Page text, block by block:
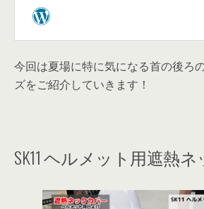
今回は夏場に特に気になる首の後ろ
ズをご紹介していきます！
SK11 ヘルメット用遮熱